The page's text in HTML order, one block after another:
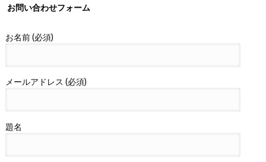
お問い合わせフォーム
お名前 (必須)
メールアドレス (必須)
題名